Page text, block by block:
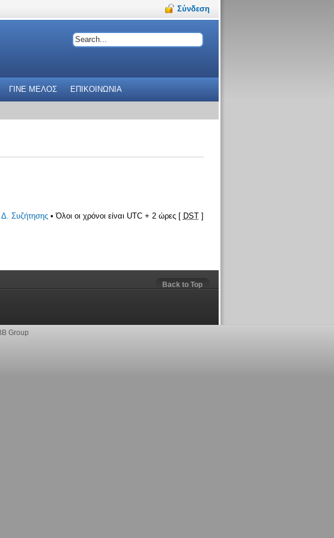
Σύνδεση
ΓΙΝΕ ΜΕΛΟΣ ΕΠΙΚΟΙΝΩΝΙΑ
Συζήτησης• Όλοι οι χρόνοι είναι UTC + 2 ώρες [ DST]
Back to Top
Group